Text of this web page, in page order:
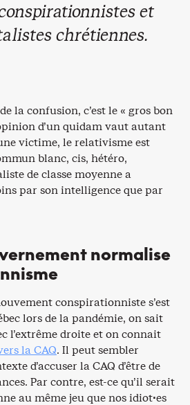
et
chrétiennes.
la confusion, c’est le « gros bon
d’un quidam vaut autant
victime, le relativisme est
blanc, cis, hétéro,
de classe moyenne a
par son intelligence que par
normalise
conspirationniste s’est
lors de la pandémie, on sait
l’extrême droite et on connait
la CAQ. Il peut sembler
d’accuser la CAQ d’être de
Par contre, est-ce qu’il serait
au même jeu que nos idiot·es